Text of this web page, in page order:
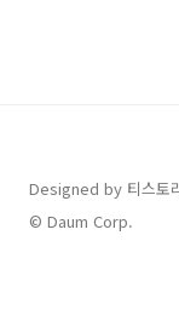
지불함에도 그것들을
Designed by 티스토
© Daum Corp.